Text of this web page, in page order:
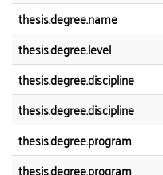
thesis.degree.name
thesis.degree.level
thesis.degree.discipline
thesis.degree.discipline
thesis.degree.program
thesis.degree.program